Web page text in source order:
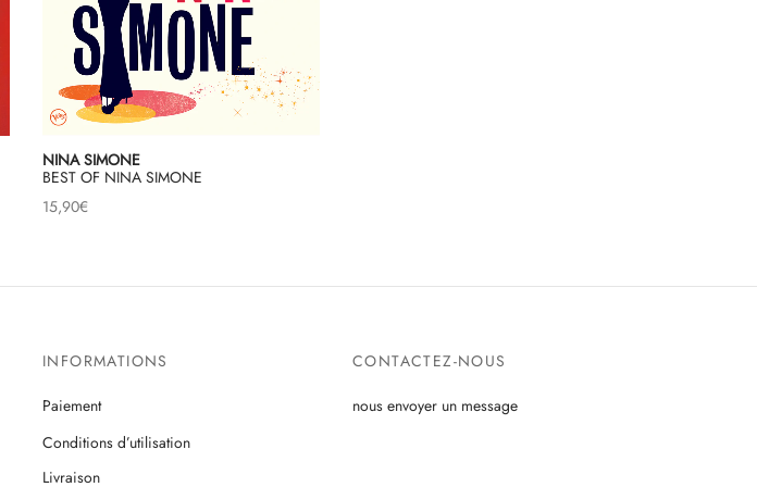
NINA SIMONE
BEST OF NINA SIMONE
15,90€
INFORMATIONS
Paiement
Conditions d’utilisation
Livraison
CONTACTEZ-NOUS
nous envoyer un message